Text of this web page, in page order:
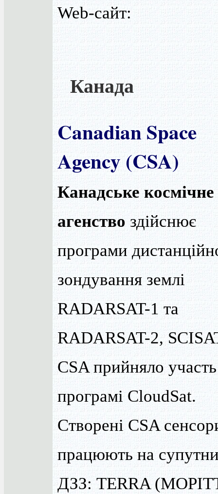
Web-сайт:
Канада
Canadian Space
Agency (CSA)
Канадське космічне
агенствоздійснює
програми
зондування землі
RADARSAT-1 та
RADARSAT-2,
CSA прийняло
програмі CloudSat.
Створені CSA
працюють на
ДЗЗ: TERRA